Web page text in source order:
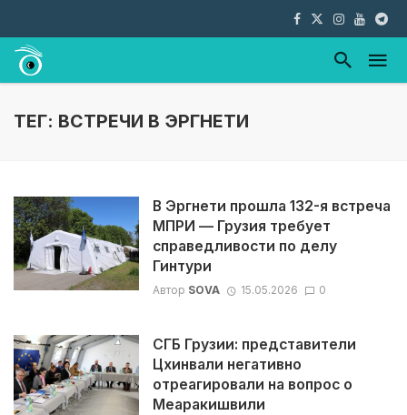
ТЕГ: ВСТРЕЧИ В ЭРГНЕТИ
В Эргнети прошла 132-я встреча
МПРИ — Грузия требует
справедливости по делу
Гинтури
Автор SOVA 15.05.2026 0
СГБ Грузии: представители
Цхинвали негативно
отреагировали на вопрос о
Меаракишвили